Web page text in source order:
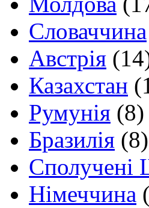
Словаччина
Австрія
Казахстан
Румунія (8)
Бразилія (8)
Сполучені
Німеччина